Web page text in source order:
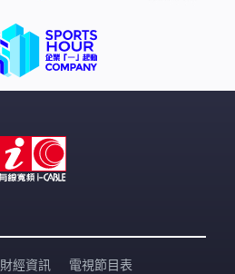
財經資訊 電視節目表